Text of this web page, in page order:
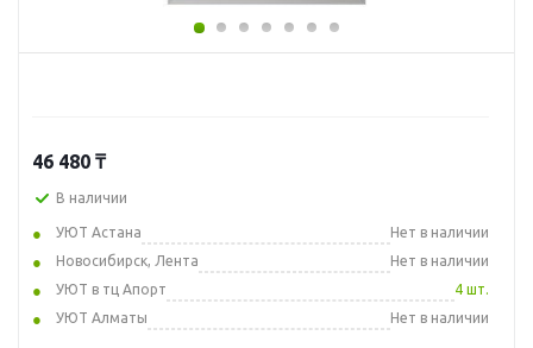
46 480 ₸
В наличии
УЮТ Астана
Нет в наличии
Новосибирск, Лента
Нет в наличии
УЮТ в тц Апорт
4 шт.
УЮТ Алматы
Нет в наличии